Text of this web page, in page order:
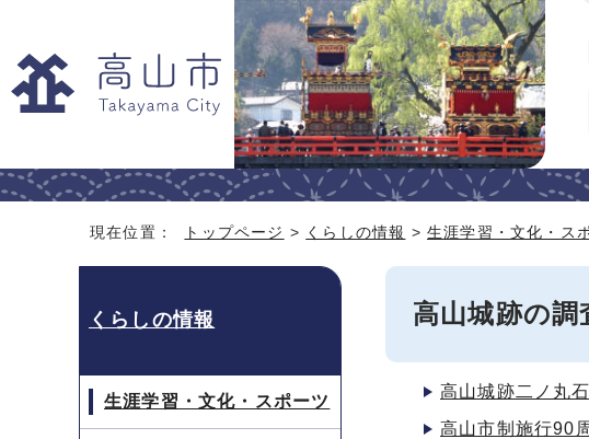
現在位置： トップページ > くらしの情報 >生涯学習・文化・ス
高山城跡の調
高山城跡二ノ丸
高山市制施行90
くらしの情報
生涯学習・文化・スポーツ